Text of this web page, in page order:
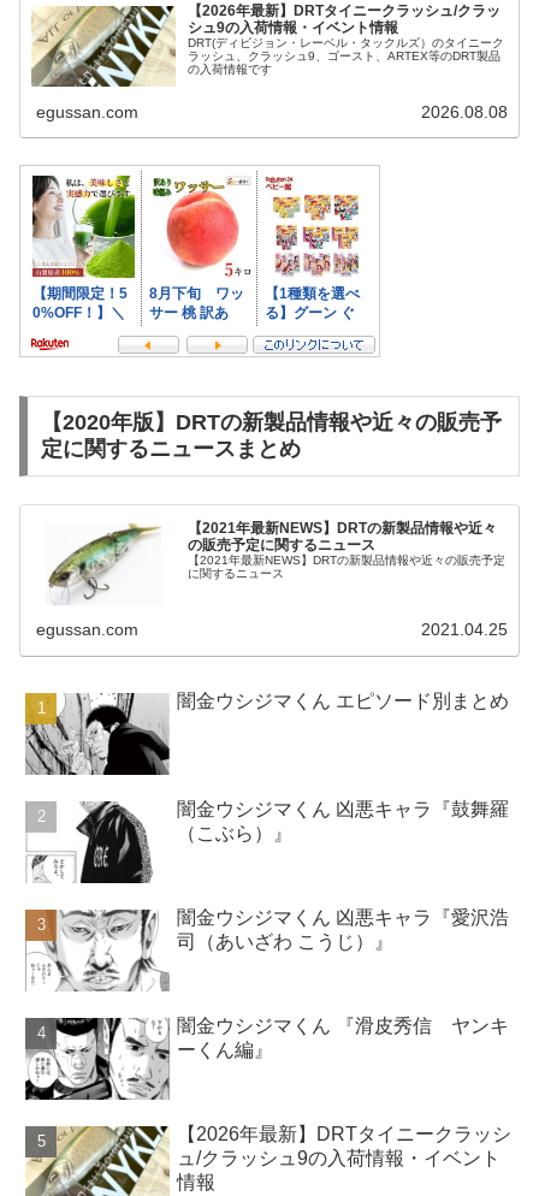
【2026年最新】DRTタイニークラッシュ/クラッ
シュ9の入荷情報・イベント情報
DRT(ディビジョン・レーベル・タックルズ）のタイニーク
ラッシュ、クラッシュ9、ゴースト、ARTEX等のDRT製品
の入荷情報です
egussan.com 2026.08.08
【2020年版】DRTの新製品情報や近々の販売予
定に関するニュースまとめ
【2021年最新NEWS】DRTの新製品情報や近々
の販売予定に関するニュース
【2021年最新NEWS】DRTの新製品情報や近々の販売予定
に関するニュース
egussan.com 2021.04.25
闇金ウシジマくん エピソード別まとめ
闇金ウシジマくん 凶悪キャラ『鼓舞羅
（こぶら）』
闇金ウシジマくん 凶悪キャラ『愛沢浩
司（あいざわ こうじ）』
闇金ウシジマくん 『滑皮秀信 ヤンキ
ーくん編』
【2026年最新】DRTタイニークラッシ
ュ/クラッシュ9の入荷情報・イベント
情報